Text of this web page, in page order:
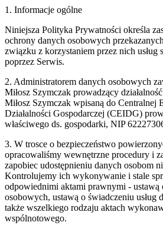
1. Informacje ogólne
Niniejsza Polityka Prywatności określa
ochrony danych osobowych
związku z korzystaniem przez nich usług
poprzez Serwis.
2. Administratorem danych osobowych
Miłosz Szymczak prowadzący
Miłosz Szymczak wpisaną do
Działalności Gospodarczej (CEIDG)
właściwego ds. gospodarki, NIP
3. W trosce o bezpieczeństwo
opracowaliśmy wewnętrzne procedury i
zapobiec udostępnieniu danych osobom
Kontrolujemy ich wykonywanie i stale
odpowiednimi aktami prawnymi - ustawą
osobowych, ustawą o świadczeniu usług
także wszelkiego rodzaju aktach
wspólnotowego.